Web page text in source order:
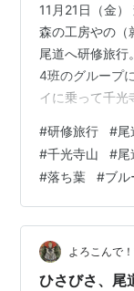
11月21日（金
森の工房やの（
尾道へ研修旅行
4班のグループ
イに乗って千光
お参り。 商店
ト。 付属する
てオイシカッタ
豊栄町のブルー
に行く途中の里
を見るとウワ…
#研修旅行 #尾
#千光寺山 #尾
#落ち葉 #ブル
よろこんで
ひさびさ、